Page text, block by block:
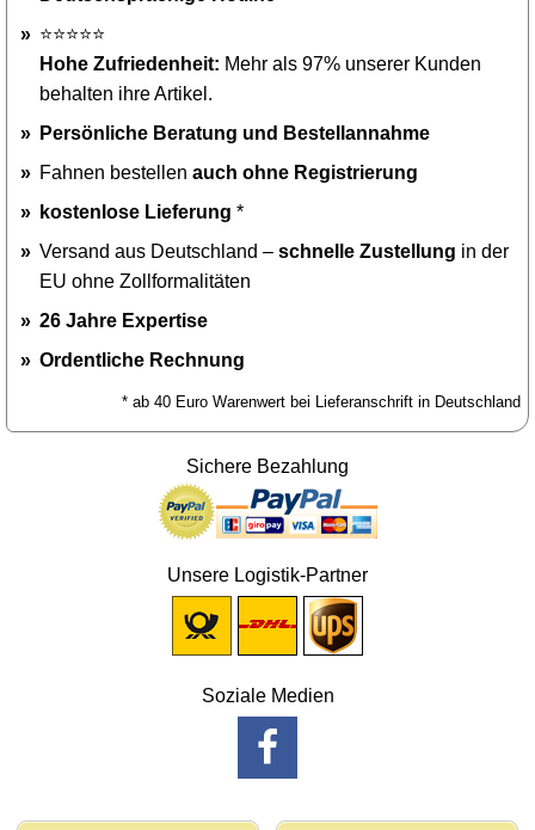
⭐⭐⭐⭐⭐
Hohe Zufriedenheit: Mehr als 97% unserer Kunden
behalten ihre Artikel.
Persönliche Beratung und Bestellannahme
Fahnen bestellen auch ohne Registrierung
kostenlose Lieferung *
Versand aus Deutschland – schnelle Zustellung in der
EU ohne Zollformalitäten
26 Jahre Expertise
Ordentliche Rechnung
* ab 40 Euro Warenwert bei Lieferanschrift in Deutschland
Sichere Bezahlung
Unsere Logistik-Partner
Soziale Medien